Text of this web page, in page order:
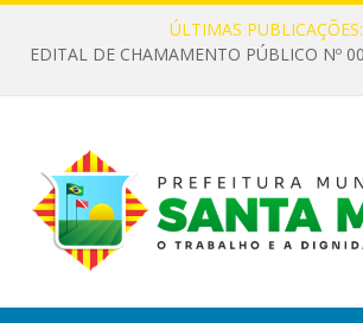
ÚLTIMAS PUBLICAÇÕES: